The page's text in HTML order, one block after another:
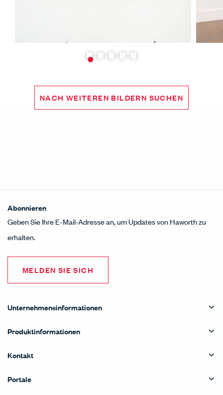
NACH WEITEREN BILDERN SUCHEN
Abonnieren
Geben Sie Ihre E-Mail-Adresse an, um Updates von Haworth zu
erhalten.
MELDEN SIE SICH
Unternehmensinformationen
Produktinformationen
Kontakt
Portale